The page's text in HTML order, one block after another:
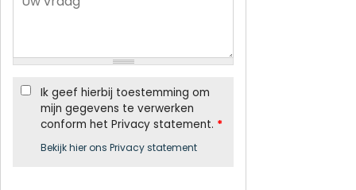
Ik geef hierbij toestemming om
mijn gegevens te verwerken
conform het Privacy statement. *
Bekijk hier ons Privacy statement